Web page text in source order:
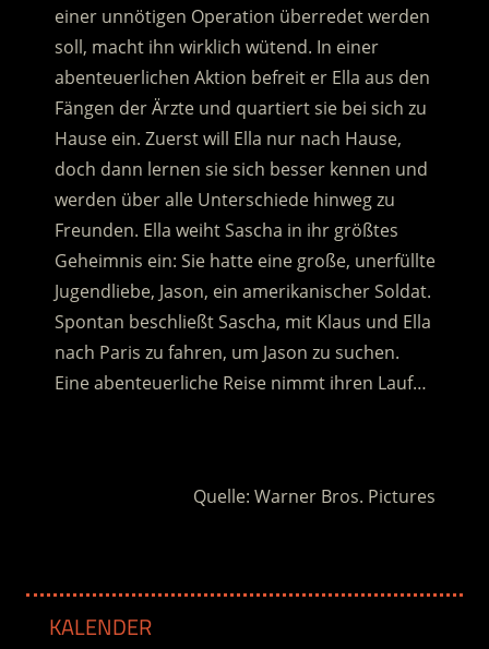
einer unnötigen Operation überredet werden
soll, macht ihn wirklich wütend. In einer
abenteuerlichen Aktion befreit er Ella aus den
Fängen der Ärzte und quartiert sie bei sich zu
Hause ein. Zuerst will Ella nur nach Hause,
doch dann lernen sie sich besser kennen und
werden über alle Unterschiede hinweg zu
Freunden. Ella weiht Sascha in ihr größtes
Geheimnis ein: Sie hatte eine große, unerfüllte
Jugendliebe, Jason, ein amerikanischer Soldat.
Spontan beschließt Sascha, mit Klaus und Ella
nach Paris zu fahren, um Jason zu suchen.
Eine abenteuerliche Reise nimmt ihren Lauf…
Quelle: Warner Bros. Pictures
KALENDER